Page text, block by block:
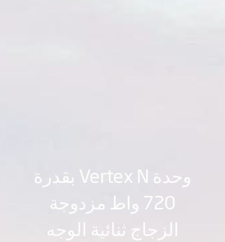
وحدة Vertex N بقدرة
720 واط مزدوجة
الزجاج ثنائية الوجه